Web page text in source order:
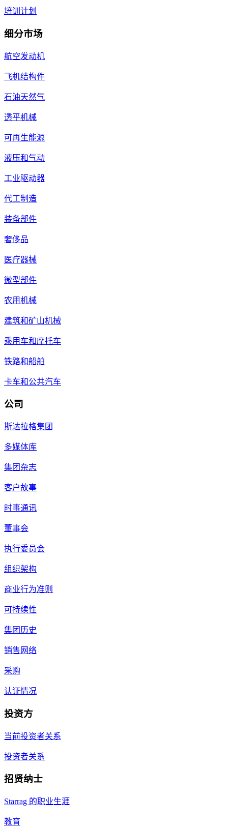
培训计划
细分市场
航空发动机
飞机结构件
石油天然气
透平机械
可再生能源
液压和气动
工业驱动器
代工制造
装备部件
奢侈品
医疗器械
微型部件
农用机械
建筑和矿山机械
乘用车和摩托车
铁路和船舶
卡车和公共汽车
公司
斯达拉格集团
多媒体库
集团杂志
客户故事
时事通讯
董事会
执行委员会
组织架构
商业行为准则
可持续性
集团历史
销售网络
采购
认证情况
投资方
当前投资者关系
投资者关系
招贤纳士
Starrag 的职业生涯
教育